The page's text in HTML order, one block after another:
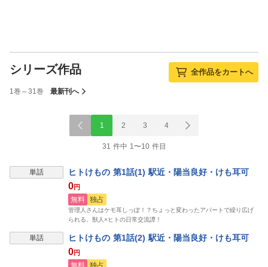
シリーズ作品 全作品をカートへ
1巻～31巻 最新刊へ
1 2 3 4
31 件中 1〜10 件目
単話 ヒトけもの 第1話(1) 駅近・陽当良好・けも耳可
0円
無料 独占
管理人さんはケモ耳しっぽ！？ちょっと変わったアパートで繰り広げ
られる、獣人×ヒトの日常交流譚！
単話 ヒトけもの 第1話(2) 駅近・陽当良好・けも耳可
0円
無料 独占